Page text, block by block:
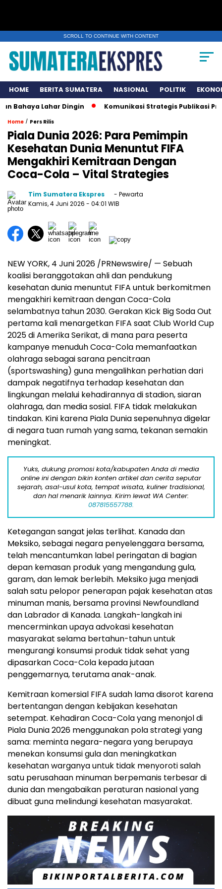
SCROLL TO CONTINUE WITH CONTENT
HOME BERITA SUMATERA NASIONAL POLITIK
Lahar Dingin Komunikasi Strategis Publikasi Press
Home / Pers Rilis
Piala Dunia 2026: Para Pemimpin
Kesehatan Dunia Menuntut FIFA
Mengakhiri Kemitraan Dengan
Coca-Cola – Vital Strategies
Tim Sumatera Ekspres
- Pewarta
Kamis, 4 Juni 2026 - 04:01 WIB
NEW YORK, 4 Juni 2026 /PRNewswire/ — Sebuah
koalisi beranggotakan ahli dan pendukung
kesehatan dunia menuntut FIFA untuk berkomitmen
mengakhiri kemitraan dengan Coca-Cola
selambatnya tahun 2030. Gerakan Kick Big Soda Out
pertama kali menargetkan FIFA saat Club World Cup
2025 di Amerika Serikat, di mana para peserta
kampanye menuduh Coca-Cola memanfaatkan
olahraga sebagai sarana pencitraan
(sportswashing) guna mengalihkan perhatian dari
dampak negatifnya terhadap kesehatan dan
lingkungan melalui kehadirannya di stadion, siaran
olahraga, dan media sosial. FIFA tidak melakukan
tindakan. Kini karena Piala Dunia sepenuhnya digelar
di negara tuan rumah yang sama, tekanan semakin
meningkat.
Yuks, dukung promosi kota/kabupaten Anda di media
online ini dengan bikin konten artikel dan cerita seputar
sejarah, asal-usul kota, tempat wisata, kuliner tradisional,
dan hal menarik lainnya. Kirim lewat WA Center:
087815557788.
Ketegangan sangat jelas terlihat. Kanada dan
Meksiko, sebagai negara penyelenggara bersama,
telah mencantumkan label peringatan di bagian
depan kemasan produk yang mengandung gula,
garam, dan lemak berlebih. Meksiko juga menjadi
salah satu pelopor penerapan pajak kesehatan atas
minuman manis, bersama provinsi Newfoundland
dan Labrador di Kanada. Langkah-langkah ini
mencerminkan upaya advokasi kesehatan
masyarakat selama bertahun-tahun untuk
mengurangi konsumsi produk tidak sehat yang
dipasarkan Coca-Cola kepada jutaan
penggemarnya, terutama anak-anak.
Kemitraan komersial FIFA sudah lama disorot karena
bertentangan dengan kebijakan kesehatan
setempat. Kehadiran Coca-Cola yang menonjol di
Piala Dunia 2026 menggunakan pola strategi yang
sama: meminta negara-negara yang berupaya
menekan konsumsi gula dan meningkatkan
kesehatan warganya untuk tidak menyoroti salah
satu perusahaan minuman berpemanis terbesar di
dunia dan mengabaikan peraturan nasional yang
dibuat guna melindungi kesehatan masyarakat.